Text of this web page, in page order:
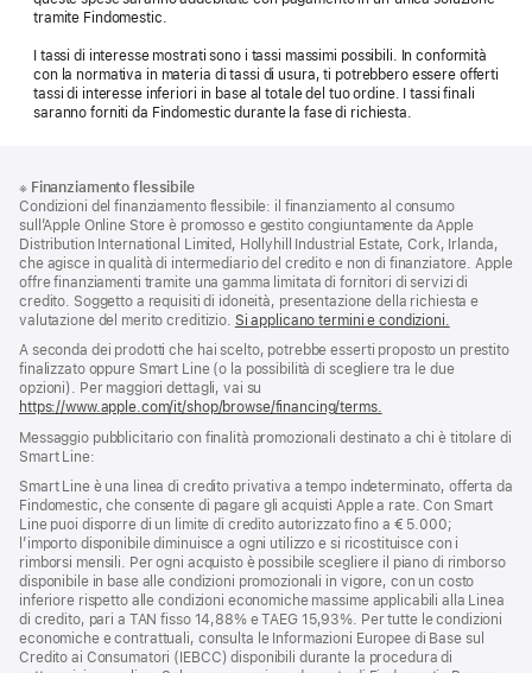
tramite Findomestic.
I tassi di interesse mostrati sono i tassi massimi possibili. In conformità
con la normativa in materia di tassi di usura, ti potrebbero essere offerti
tassi di interesse inferiori in base al totale del tuo ordine. I tassi finali
saranno forniti da Findomestic durante la fase di richiesta.
di
pagina
a
piè
di
pagina
※ Finanziamento flessibile
Condizioni del finanziamento flessibile: il finanziamento al consumo
sull’Apple Online Store è promosso e gestito congiuntamente da Apple
Distribution International Limited, Hollyhill Industrial Estate, Cork, Irlanda,
che agisce in qualità di intermediario del credito e non di finanziatore. Apple
offre finanziamenti tramite una gamma limitata di fornitori di servizi di
credito. Soggetto a requisiti di idoneità, presentazione della richiesta e
valutazione del merito creditizio. Si applicano termini e condizioni.
A seconda dei prodotti che hai scelto, potrebbe esserti proposto un prestito
finalizzato oppure Smart Line (o la possibilità di scegliere tra le due
opzioni). Per maggiori dettagli, vai su
https://www.apple.com/it/shop/browse/financing/terms.
Messaggio pubblicitario con finalità promozionali destinato a chi è titolare di
Smart Line:
Smart Line è una linea di credito privativa a tempo indeterminato, offerta da
Findomestic, che consente di pagare gli acquisti Apple a rate. Con Smart
Line puoi disporre di un limite di credito autorizzato fino a € 5.000;
l’importo disponibile diminuisce a ogni utilizzo e si ricostituisce con i
rimborsi mensili. Per ogni acquisto è possibile scegliere il piano di rimborso
disponibile in base alle condizioni promozionali in vigore, con un costo
inferiore rispetto alle condizioni economiche massime applicabili alla Linea
di credito, pari a TAN fisso 14,88% e TAEG 15,93%. Per tutte le condizioni
economiche e contrattuali, consulta le Informazioni Europee di Base sul
Credito ai Consumatori (IEBCC) disponibili durante la procedura di